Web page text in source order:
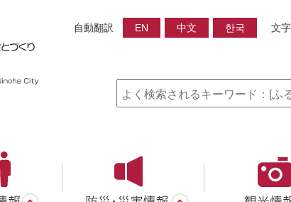
自動翻訳 EN 中文 한국 文